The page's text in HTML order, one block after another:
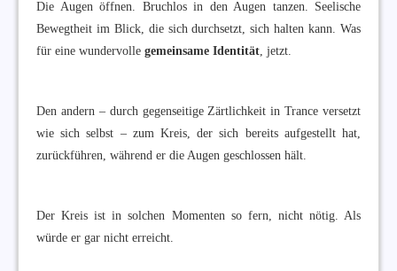
Die Augen öffnen. Bruchlos in den Augen tanzen. Seelische
Bewegtheit im Blick, die sich durchsetzt, sich halten kann. Was
für eine wundervolle gemeinsame Identität , jetzt.
Den andern – durch gegenseitige Zärtlichkeit in Trance versetzt
wie sich selbst – zum Kreis, der sich bereits aufgestellt hat,
zurückführen, während er die Augen geschlossen hält.
Der Kreis ist in solchen Momenten so fern, nicht nötig. Als
würde er gar nicht erreicht.